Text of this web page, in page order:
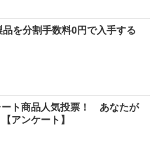
を分割手数料0円で入手する
ート商品人気投票！ あなたが
アンケート】